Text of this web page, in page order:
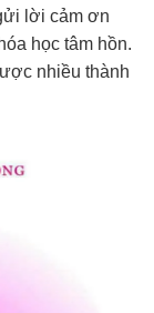
lời cảm ơn
học tâm hồn.
nhiều thành